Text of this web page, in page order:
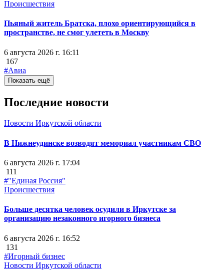
Происшествия
Пьяный житель Братска, плохо ориентирующийся в
пространстве, не смог улететь в Москву
6 августа 2026 г. 16:11
167
#Авиа
Показать ещё
Последние новости
Новости Иркутской области
В Нижнеудинске возводят мемориал участникам СВО
6 августа 2026 г. 17:04
111
#"Единая Россия"
Происшествия
Больше десятка человек осудили в Иркутске за
организацию незаконного игорного бизнеса
6 августа 2026 г. 16:52
131
#Игорный бизнес
Новости Иркутской области